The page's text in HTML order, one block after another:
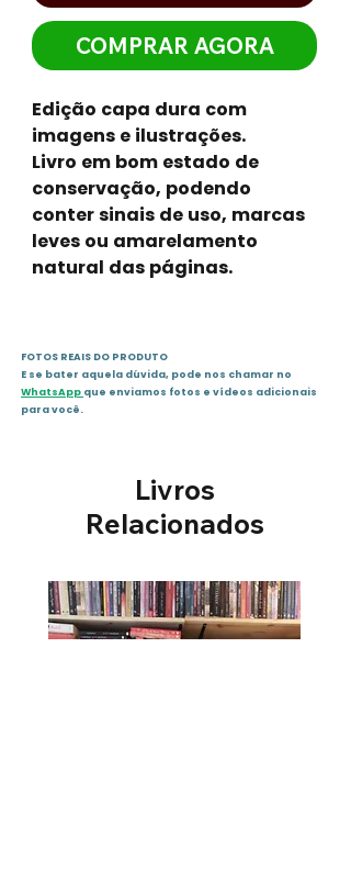
COMPRAR AGORA
Edição capa dura com
imagens e ilustrações.
Livro em bom estado de
conservação, podendo
conter sinais de uso, marcas
leves ou amarelamento
natural das páginas.
FOTOS REAIS DO PRODUTO
E se bater aquela dúvida, pode nos chamar no
WhatsApp que enviamos fotos e vídeos adicionais
para você.
Livros
Relacionados